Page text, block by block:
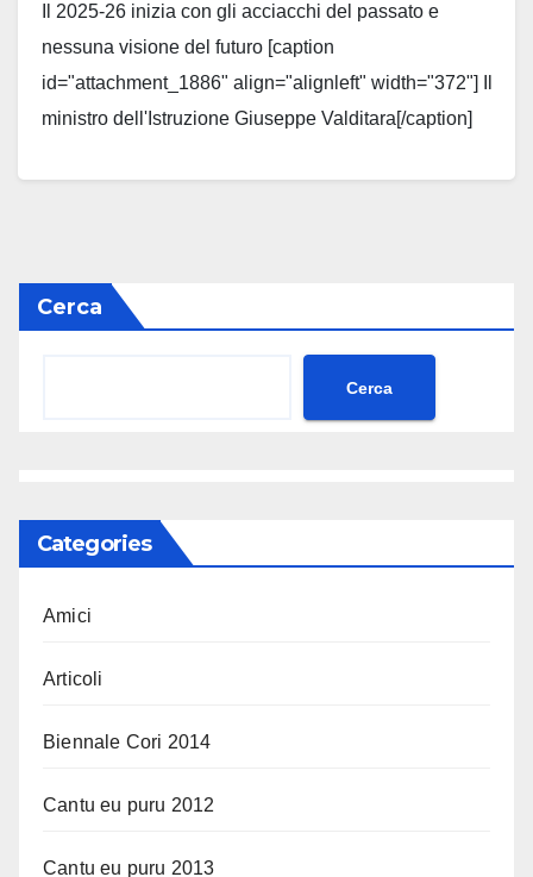
Il 2025-26 inizia con gli acciacchi del passato e
nessuna visione del futuro [caption
id="attachment_1886" align="alignleft" width="372"] Il
ministro dell'Istruzione Giuseppe Valditara[/caption]
Cerca
Cerca
Categories
Amici
Articoli
Biennale Cori 2014
Cantu eu puru 2012
Cantu eu puru 2013